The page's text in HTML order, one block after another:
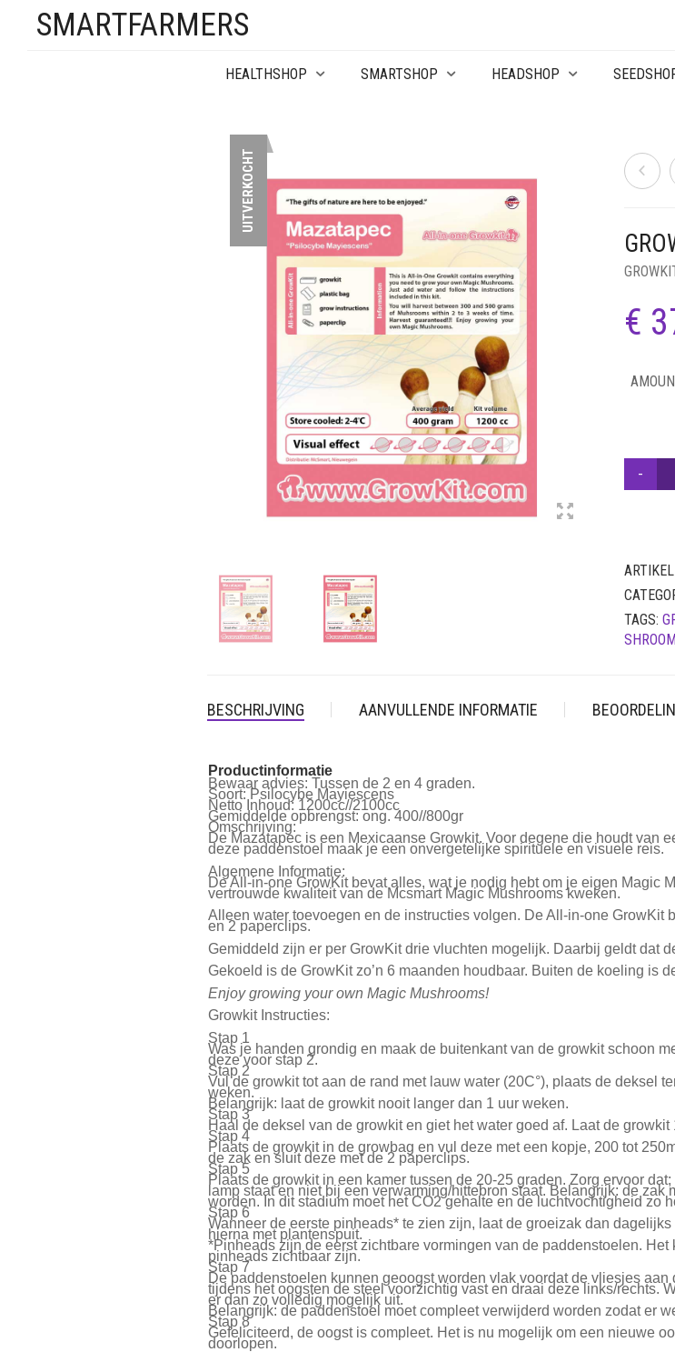
SMARTFARMERS
HEALTHSHOP SMARTSHOP HEADSHOP
UITVERKOCHT
€
-
TAGS:
SHROOM
BESCHRIJVING AANVULLENDE INFORMATIE
Productinformatie
Bewaar advies: Tussen de 2 en 4 graden.
Soort: Psilocybe Mayiescens
Netto Inhoud: 1200cc//2100cc
Gemiddelde opbrengst: ong. 400//800gr
Omschrijving:
De Mazatapec is een Mexicaanse Growkit. Voor degene die houdt van
deze paddenstoel maak je een onvergetelijke spirituele en visuele reis.
Algemene Informatie:
De All-in-one GrowKit bevat alles, wat je nodig hebt om je eigen Magic
vertrouwde kwaliteit van de Mcsmart Magic Mushrooms kweken.
Alleen water toevoegen en de instructies volgen. De All-in-one GrowKit
en 2 paperclips.
Gemiddeld zijn er per GrowKit drie vluchten mogelijk. Daarbij geldt dat
Gekoeld is de GrowKit zo’n 6 maanden houdbaar. Buiten de koeling is
Enjoy growing your own Magic Mushrooms!
Growkit Instructies:
Stap 1
Was je handen grondig en maak de buitenkant van de growkit schoon
deze voor stap 2.
Stap 2
Vul de growkit tot aan de rand met lauw water (20C°), plaats de deksel
weken.
Belangrijk: laat de growkit nooit langer dan 1 uur weken.
Stap 3
Haal de deksel van de growkit en giet het water goed af. Laat de
Stap 4
Plaats de growkit in de growbag en vul deze met een kopje, 200 tot
de zak en sluit deze met de 2 paperclips.
Stap 5
Plaats de growkit in een kamer tussen de 20-25 graden. Zorg ervoor
lamp staat en niet bij een verwarming/hittebron staat. Belangrijk: de
worden. In dit stadium moet het CO2 gehalte en de luchtvochtigheid zo
Stap 6
Wanneer de eerste pinheads* te zien zijn, laat de groeizak dan
hierna met plantenspuit.
*Pinheads zijn de eerst zichtbare vormingen van de paddenstoelen.
pinheads zichtbaar zijn.
Stap 7
De paddenstoelen kunnen geoogst worden vlak voordat de vliesjes
tijdens het oogsten de steel voorzichtig vast en draai deze links/rechts.
er dan zo volledig mogelijk uit.
Belangrijk: de paddenstoel moet compleet verwijderd worden zodat er
Stap 8
Gefeliciteerd, de oogst is compleet. Het is nu mogelijk om een nieuwe
doorlopen.